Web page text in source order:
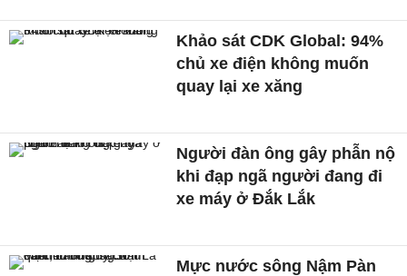
Khảo sát CDK Global: 94%
chủ xe điện không muốn
quay lại xe xăng
Người đàn ông gây phẫn nộ
khi đạp ngã người đang đi
xe máy ở Đắk Lắk
Mực nước sông Nậm Pàn